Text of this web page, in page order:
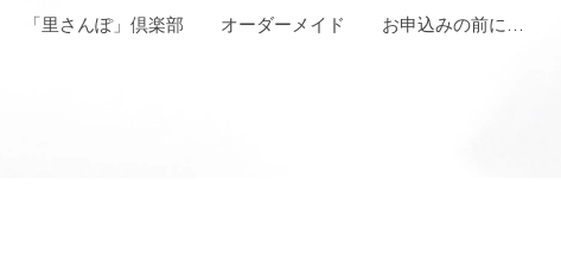
「里さんぽ」倶楽部 オーダーメイド お申込みの前に…